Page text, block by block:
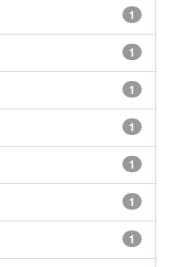
1
1
1
1
1
1
1